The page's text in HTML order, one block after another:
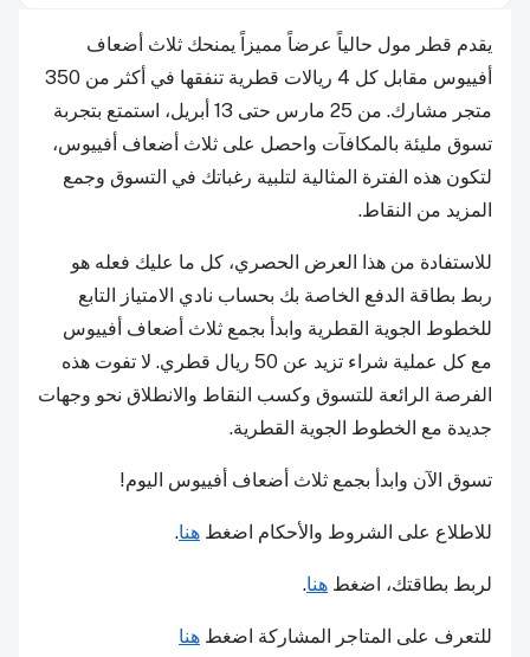
يقدم قطر مول حالياً عرضاً مميزاً يمنحك ثلاث أضعاف
أفييوس مقابل كل 4 ريالات قطرية تنفقها في أكثر من 350
متجر مشارك. من 25 مارس حتى 13 أبريل، استمتع بتجربة
تسوق مليئة بالمكافآت واحصل على ثلاث أضعاف أفييوس،
لتكون هذه الفترة المثالية لتلبية رغباتك في التسوق وجمع
المزيد من النقاط.
للاستفادة من هذا العرض الحصري، كل ما عليك فعله هو
ربط بطاقة الدفع الخاصة بك بحساب نادي الامتياز التابع
للخطوط الجوية القطرية وابدأ بجمع ثلاث أضعاف أفييوس
مع كل عملية شراء تزيد عن 50 ريال قطري. لا تفوت هذه
الفرصة الرائعة للتسوق وكسب النقاط والانطلاق نحو وجهات
جديدة مع الخطوط الجوية القطرية.
تسوق الآن وابدأ بجمع ثلاث أضعاف أفييوس اليوم!
للاطلاع على الشروط والأحكام اضغط هنا.
لربط بطاقتك، اضغط هنا.
للتعرف على المتاجر المشاركة اضغط هنا